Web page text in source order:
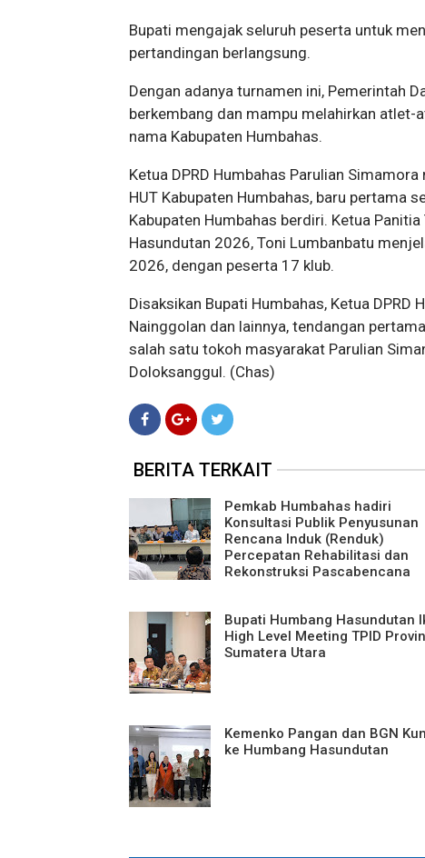
Bupati mengajak seluruh peserta untuk
pertandingan berlangsung.
Dengan adanya turnamen ini, Pemerintah
berkembang dan mampu melahirkan
nama Kabupaten Humbahas.
Ketua DPRD Humbahas Parulian
HUT Kabupaten Humbahas, baru pertama
Kabupaten Humbahas berdiri. Ketua
Hasundutan 2026, Toni Lumbanbatu
2026, dengan peserta 17 klub.
Disaksikan Bupati Humbahas, Ketua DPRD
Nainggolan dan lainnya, tendangan
salah satu tokoh masyarakat Parulian
Doloksanggul. (Chas)
BERITA TERKAIT
Pemkab Humbahas hadiri
Konsultasi Publik Penyusunan
Rencana Induk (Renduk)
Percepatan Rehabilitasi dan
Rekonstruksi Pascabencana
Bupati Humbang Hasundutan
High Level Meeting TPID
Sumatera Utara
Kemenko Pangan dan BGN
ke Humbang Hasundutan